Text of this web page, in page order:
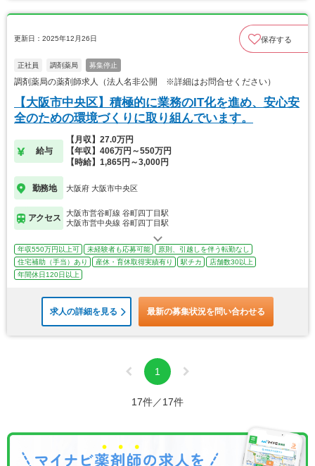
更新日：2025年12月26日 保存する
正社員 調剤薬局 募集停止
調剤薬局の薬剤師求人（法人名非公開 ※詳細はお問合せください）
【大阪市中央区】積極的に業務のIT化を進め、安心安
全のための環境づくりに取り組んでいます。
給与
【月収】27.0万円
【年収】406万円～550万円
【時給】1,865円～3,000円
勤務地 大阪府 大阪市中央区
アクセス
大阪市営谷町線 谷町四丁目駅
大阪市営中央線 谷町四丁目駅
年収550万円以上可 未経験者も応募可能
原則、引越しを伴う転勤なし
住宅補助（手当）あり
産休・育休取得実績有り 駅チカ
店舗数30以上
年間休日120日以上
求人の詳細を見る 最新の募集状況を問い合わせる
1
17件／17件